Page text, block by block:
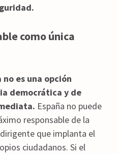
como única
es una opción
democrática y de
España no puede
responsable de la
que implanta el
ciudadanos. Si el